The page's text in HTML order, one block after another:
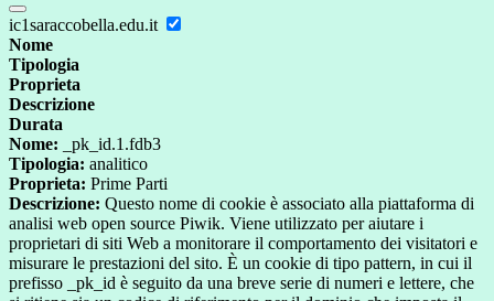
ic1saraccobella.edu.it
Nome
Tipologia
Proprieta
Descrizione
Durata
Nome: _pk_id.1.fdb3
Tipologia: analitico
Proprieta: Prime Parti
Descrizione: Questo nome di cookie è associato alla piattaforma di
analisi web open source Piwik. Viene utilizzato per aiutare i
proprietari di siti Web a monitorare il comportamento dei visitatori e
misurare le prestazioni del sito. È un cookie di tipo pattern, in cui il
prefisso _pk_id è seguito da una breve serie di numeri e lettere, che